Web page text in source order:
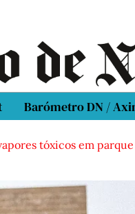
Barómetro DN /
tóxicos em